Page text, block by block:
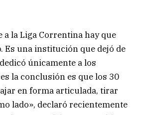
a la Liga Correntina hay que
Es una institución que dejó de
únicamente a los
la conclusión es que los 30
en forma articulada, tirar
lado», declaró recientemente